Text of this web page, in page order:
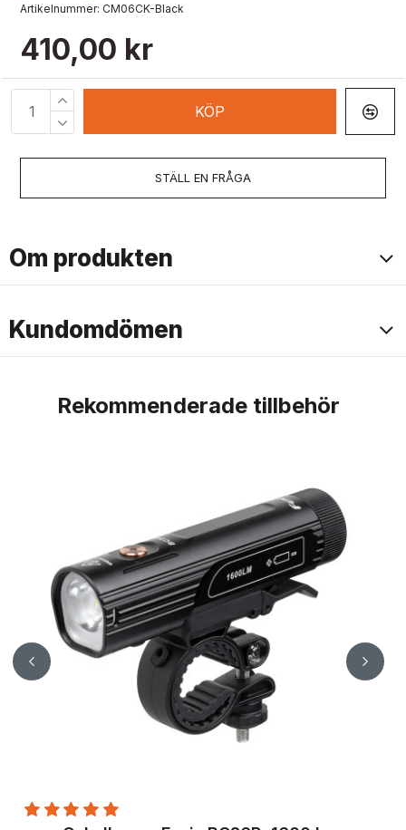
410,00 kr
Artikelnummer: CM06CK-Black
KÖP
STÄLL EN FRÅGA
Om produkten
Kundomdömen
Rekommenderade tillbehör